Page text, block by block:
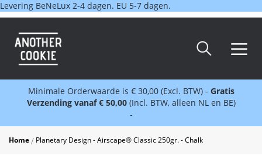
Levering BeNeLux 2-4 dagen. EU 5-7 dagen.
Minimale Orderwaarde is € 30,00 (Excl. BTW) - Gratis
Verzending vanaf € 50,00 (Incl. BTW, alleen NL en BE)
-
Home Planetary Design - Airscape® Classic 250gr. - Chalk